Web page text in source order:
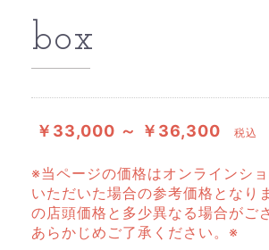
box
￥33,000 ～ ￥36,300 税込
※当ページの価格はオンラインシ
いただいた場合の参考価格となり
の店頭価格と多少異なる場合がご
あらかじめご了承ください。※